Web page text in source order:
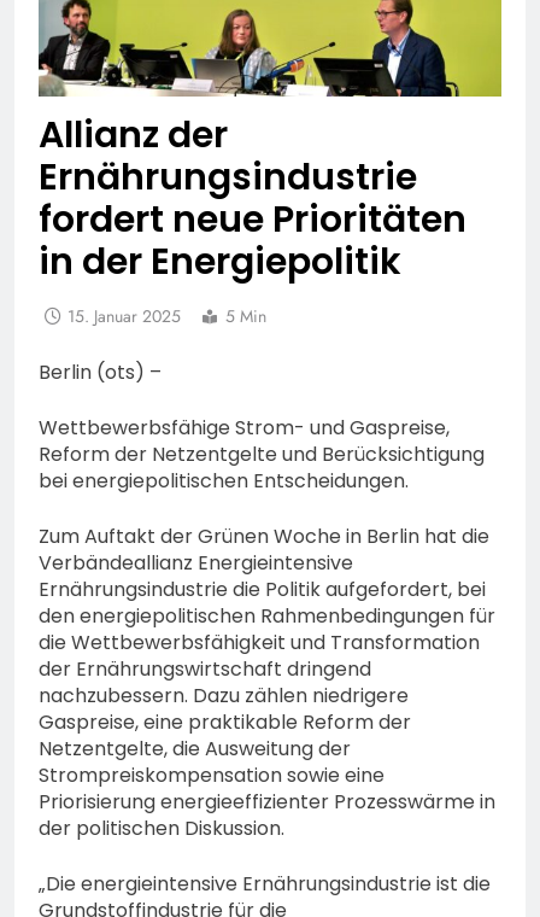
Allianz der
Ernährungsindustrie
fordert neue Prioritäten
in der Energiepolitik
15. Januar 2025 5 Min
Berlin (ots) –
Wettbewerbsfähige Strom- und Gaspreise,
Reform der Netzentgelte und Berücksichtigung
bei energiepolitischen Entscheidungen.
Zum Auftakt der Grünen Woche in Berlin hat die
Verbändeallianz Energieintensive
Ernährungsindustrie die Politik aufgefordert, bei
den energiepolitischen Rahmenbedingungen für
die Wettbewerbsfähigkeit und Transformation
der Ernährungswirtschaft dringend
nachzubessern. Dazu zählen niedrigere
Gaspreise, eine praktikable Reform der
Netzentgelte, die Ausweitung der
Strompreiskompensation sowie eine
Priorisierung energieeffizienter Prozesswärme in
der politischen Diskussion.
„Die energieintensive Ernährungsindustrie ist die
Grundstoffindustrie für die